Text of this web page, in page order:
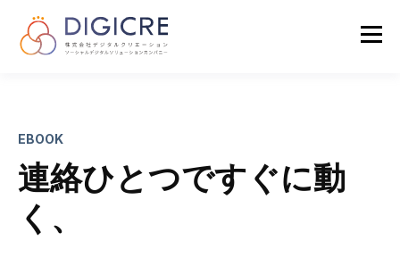
EBOOK
連絡ひとつですぐに動
く、